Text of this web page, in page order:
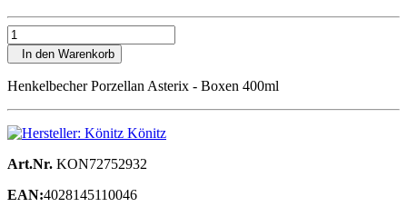
In den Warenkorb
Henkelbecher Porzellan Asterix - Boxen 400ml
Könitz
Art.Nr. KON72752932
EAN:4028145110046